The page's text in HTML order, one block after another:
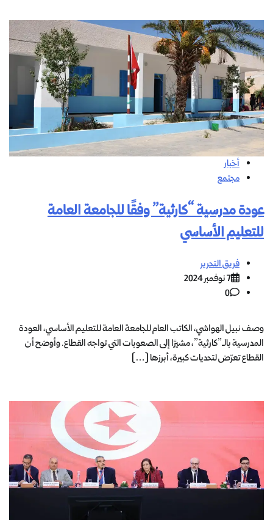
أخبار
مجتمع
عودة مدرسية “كارثية” وفقًا للجامعة العامة
للتعليم الأساسي
فريق التحرير
7 نوفمبر 2024
0
وصف نبيل الهواشي، الكاتب العام للجامعة العامة للتعليم الأساسي، العودة
المدرسية بالـ”كارثية”، مشيرًا إلى الصعوبات التي تواجه القطاع. وأوضح أن
القطاع تعرّض لتحديات كبيرة، أبرزها […]